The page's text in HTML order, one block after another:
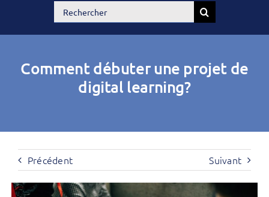
Offres d’emploi
Publiez
Rechercher:
Comment débuter une projet de
digital learning?
Précédent Suivant